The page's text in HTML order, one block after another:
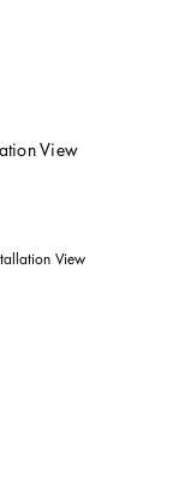
View